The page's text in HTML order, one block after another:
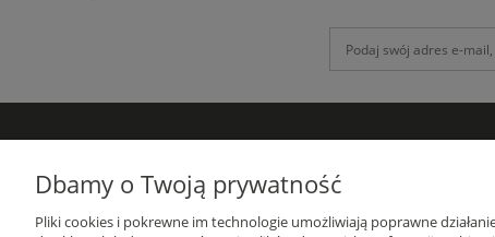
GRUPA-ATH
ul. Targowa 1A/4, 19-300 Ełk
Dbamy o Twoją prywatność
Pliki cookies i pokrewne im technologie umożliwiają poprawne